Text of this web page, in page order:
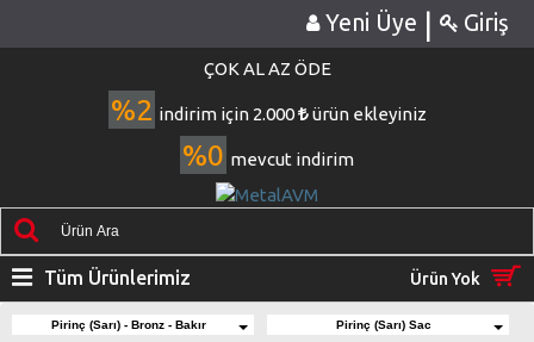
Yeni Üye | Giriş
ÇOK AL AZ ÖDE
%2 indirim için 2.000 ürün ekleyiniz
%0 mevcut indirim
Ürün Yok
Tüm Ürünlerimiz
Pirinç (Sarı) - Bronz - Bakır Pirinç (Sarı) Sac